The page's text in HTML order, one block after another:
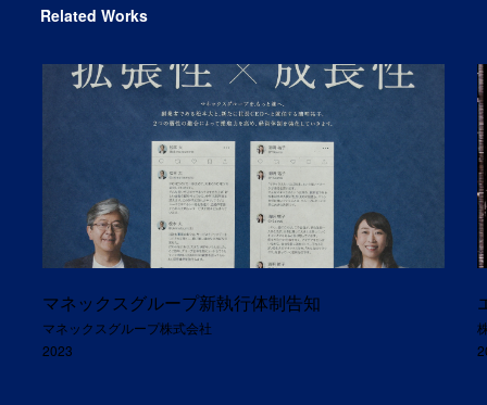
Related Works
マネックスグループ新執行体制告知
マネックスグループ株式会社
2023